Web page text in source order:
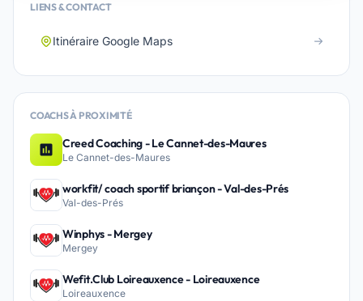
LIENS & CONTACT
Itinéraire Google Maps
COACHS À PROXIMITÉ
Creed Coaching - Le Cannet-des-Maures
Le Cannet-des-Maures
workfit/ coach sportif briançon - Val-des-Prés
Val-des-Prés
Winphys - Mergey
Mergey
Wefit.Club Loireauxence - Loireauxence
Loireauxence